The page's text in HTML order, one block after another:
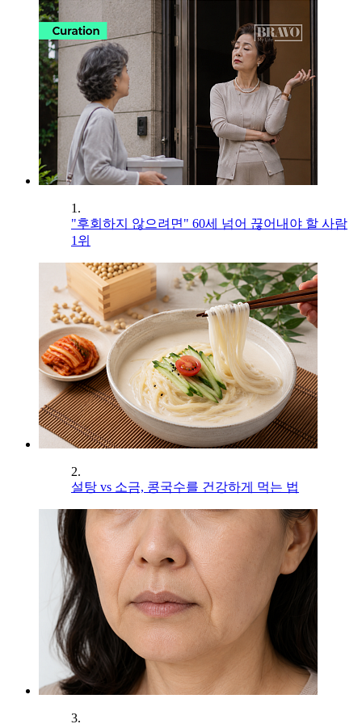
1.
"후회하지 않으려면" 60세 넘어 끊어내야 할 사람
1위
2.
설탕 vs 소금, 콩국수를 건강하게 먹는 법
3.